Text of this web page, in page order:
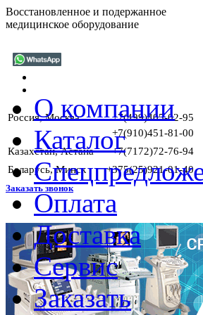
Восстановленное и подержанное
медицинское оборудование
Россия, Москва
+7(499)405-02-95
+7(910)451-81-00
Казахстан, Астана
+7(7172)72-76-94
Беларусь, Минск
+375(25)921-01-40
Заказать звонок
О компании
Каталог
Оплата
Доставка
Сервис
Заказать